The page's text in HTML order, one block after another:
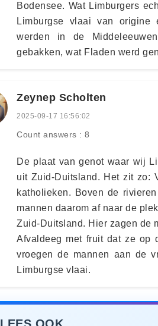
Bodensee. Wat Limburgers
Limburgse vlaai van
werden in de
gebakken, wat Fladen werd
Zeynep Scholten
2025-09-17 16:56:02
Count answers : 8
De plaat van genot waar wij
uit Zuid-Duitsland. Het zit zo:
katholieken. Boven de
mannen daarom af naar de
Zuid-Duitsland. Hier zagen de
Afvaldeeg met fruit dat ze op
vroegen de mannen aan de
Limburgse vlaai.